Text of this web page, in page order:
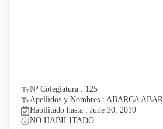
Nº Colegiatura : 125
Apellidos y Nombres : ABARCA
Habilitado hasta : June 30, 2019
NO HABILITADO